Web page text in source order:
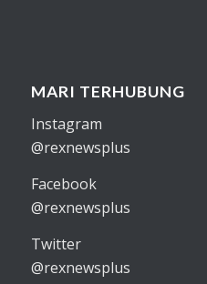
MARI TERHUBUNG
Instagram
@rexnewsplus
Facebook
@rexnewsplus
Twitter
@rexnewsplus